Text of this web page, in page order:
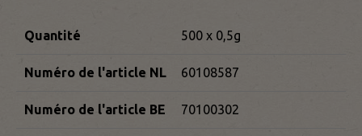
Quantité 500 x 0,5g
Numéro de l'article NL 60108587
Numéro de l'article BE 70100302